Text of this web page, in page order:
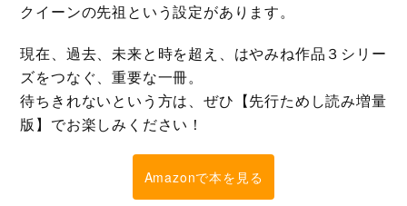
クイーンの先祖という設定があります。
現在、過去、未来と時を超え、はやみね作品３シリー
ズをつなぐ、重要な一冊。
待ちきれないという方は、ぜひ【先行ためし読み増量
版】でお楽しみください！
Amazonで本を見る